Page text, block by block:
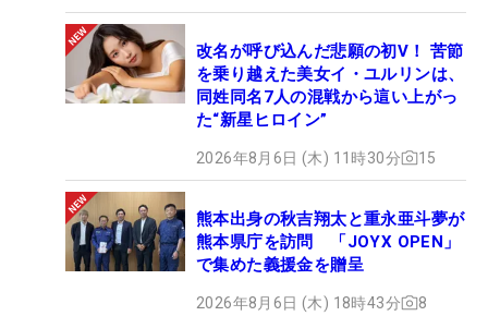
改名が呼び込んだ悲願の初V！ 苦節
を乗り越えた美女イ・ユルリンは、
同姓同名7人の混戦から這い上がっ
た“新星ヒロイン”
2026年8月6日 (木) 11時30分 15
熊本出身の秋吉翔太と重永亜斗夢が
熊本県庁を訪問 「JOYX OPEN」
で集めた義援金を贈呈
2026年8月6日 (木) 18時43分 8